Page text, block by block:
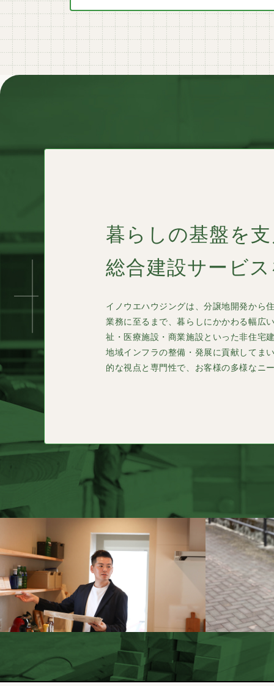
暮らしの基盤を
総合建設サービ
イノウエハウジングは、分譲地開発から
業務に至るまで、暮らしにかかわる幅広
祉・医療施設・商業施設といった非住宅
地域インフラの整備・発展に貢献してま
的な視点と専門性で、お客様の多様なニ